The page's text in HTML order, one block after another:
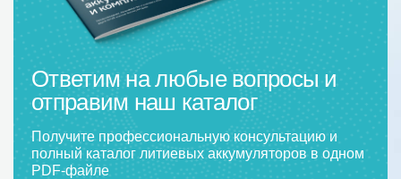
Ответим на любые вопросы и
отправим наш каталог
Получите профессиональную консультацию и
полный каталог литиевых аккумуляторов в одном
PDF-файле